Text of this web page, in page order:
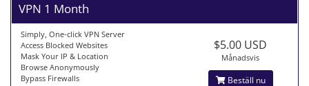
VPN 1 Month
Simply, One-click VPN Server
Access Blocked Websites
Mask Your IP & Location
Browse Anonymously
Bypass Firewalls
$5.00 USD
Månadsvis
Beställ nu